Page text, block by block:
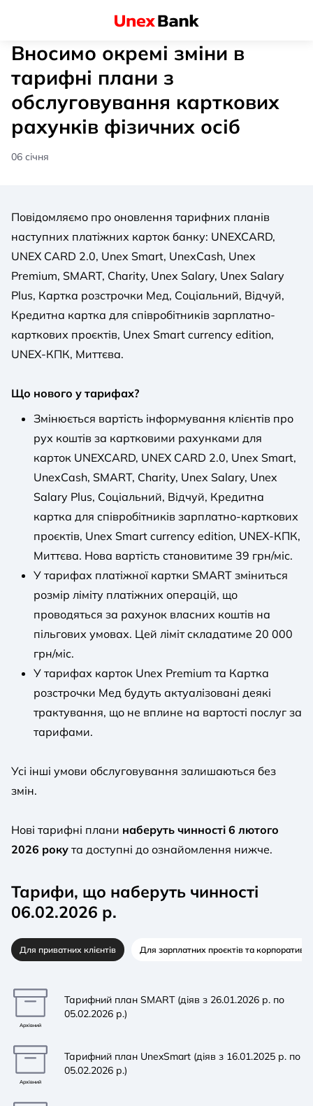
Вносимо окремі зміни в
тарифні плани з
обслуговування карткових
рахунків фізичних осіб
06 січня
Повідомляємо про оновлення тарифних планів
наступних платіжних карток банку: UNEXCARD,
UNEX CARD 2.0, Unex Smart, UnexCash, Unex
Premium, SMART, Charity, Unex Salary, Unex Salary
Plus, Картка розстрочки Мед, Соціальний, Відчуй,
Кредитна картка для співробітників зарплатно-
карткових проєктів, Unex Smart currency edition,
UNEX-КПК, Миттєва.
Що нового у тарифах?
Змінюється вартість інформування клієнтів про
рух коштів за картковими рахунками для
карток UNEXCARD, UNEX CARD 2.0, Unex Smart,
UnexCash, SMART, Charity, Unex Salary, Unex
Salary Plus, Соціальний, Відчуй, Кредитна
картка для співробітників зарплатно-карткових
проєктів, Unex Smart currency edition, UNEX-КПК,
Миттєва. Нова вартість становитиме 39 грн/міс.
У тарифах платіжної картки SMART зміниться
розмір ліміту платіжних операцій, що
проводяться за рахунок власних коштів на
пільгових умовах. Цей ліміт складатиме 20 000
грн/міс.
У тарифах карток Unex Premium та Картка
розстрочки Мед будуть актуалізовані деякі
трактування, що не вплине на вартості послуг за
тарифами.
Усі інші умови обслуговування залишаються без
змін.
Нові тарифні плани наберуть чинності 6 лютого
2026 року та доступні до ознайомлення нижче.
Тарифи, що наберуть чинності
06.02.2026 р.
Для приватних клієнтів Для зарплатних проєктів та
Архівний
Тарифний план SMART (діяв з 26.01.2026 р. по
05.02.2026 р.)
Архівний
Тарифний план UnexSmart (діяв з 16.01.2025 р. по
05.02.2026 р.)